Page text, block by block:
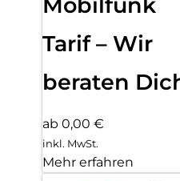
Tarif – Wir
beraten
ab 0,00 €
inkl. MwSt.
Mehr erfahren